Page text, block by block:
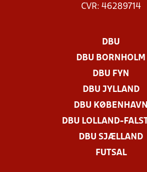
CVR: 46289714
DBU
DBU BORNHOLM
DBU FYN
DBU JYLLAND
DBU KØBENHAVN
DBU LOLLAND-
DBU SJÆLLAND
FUTSAL